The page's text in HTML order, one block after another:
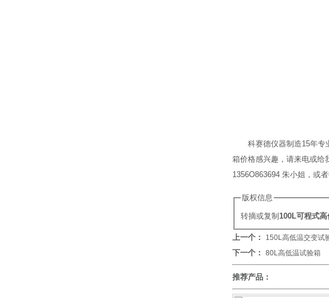
科赛德仪器制造15年专
箱价格感兴趣，请来电或给
1356O863694 朱小姐，或
版权信息
转摘或复制100L可程式
上一个： 150L高低温交变试
下一个： 80L高低温试验箱
推荐产品：